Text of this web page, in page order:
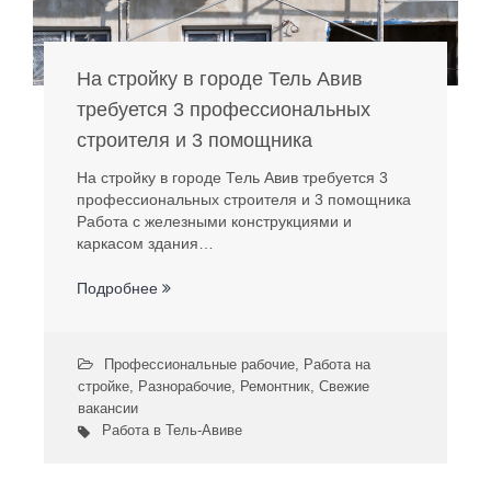
На стройку в городе Тель Авив
требуется 3 профессиональных
строителя и 3 помощника
На стройку в городе Тель Авив требуется 3
профессиональных строителя и 3 помощника
Работа с железными конструкциями и
каркасом здания…
Подробнее
Профессиональные рабочие, Работа на
стройке, Разнорабочие, Ремонтник, Свежие
вакансии
Работа в Тель-Авиве